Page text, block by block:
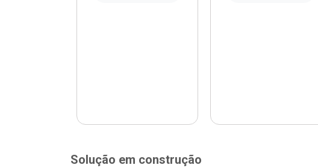
Solução em construção